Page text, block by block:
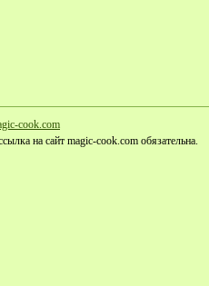
cook.com
на сайт magic-cook.com обязательна.